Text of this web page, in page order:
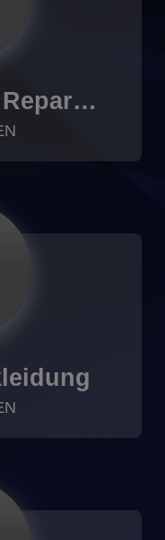
Wartungs- und Reparaturdienst